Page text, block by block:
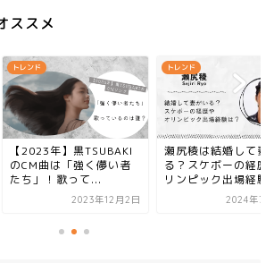
ススメ
トレンド
瀬尻稜は結婚して妻がい
る？スケボーの経歴やオ
リンピック出場経験は？
2024年7月28日
トレンド
格付け専属ソムリエ
智香がすごい！西麻
イタリアンLes de...
2024年1